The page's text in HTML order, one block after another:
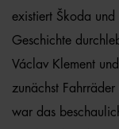
existiert Škoda und
Geschichte
Václav Klement
zunächst
war das